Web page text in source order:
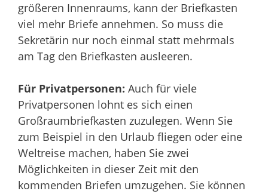
größeren Innenraums, kann der Briefkasten
viel mehr Briefe annehmen. So muss die
Sekretärin nur noch einmal statt mehrmals
am Tag den Briefkasten ausleeren.
Für Privatpersonen: Auch für viele
Privatpersonen lohnt es sich einen
Großraumbriefkasten zuzulegen. Wenn Sie
zum Beispiel in den Urlaub fliegen oder eine
Weltreise machen, haben Sie zwei
Möglichkeiten in dieser Zeit mit den
kommenden Briefen umzugehen. Sie können